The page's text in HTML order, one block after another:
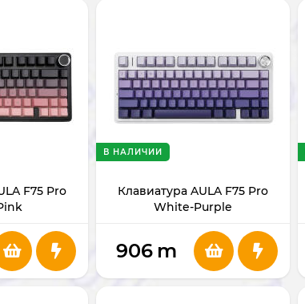
F75 Pro
Клавиатура AULA F75 Pro
White-Purple
В НАЛИЧИИ
906 m